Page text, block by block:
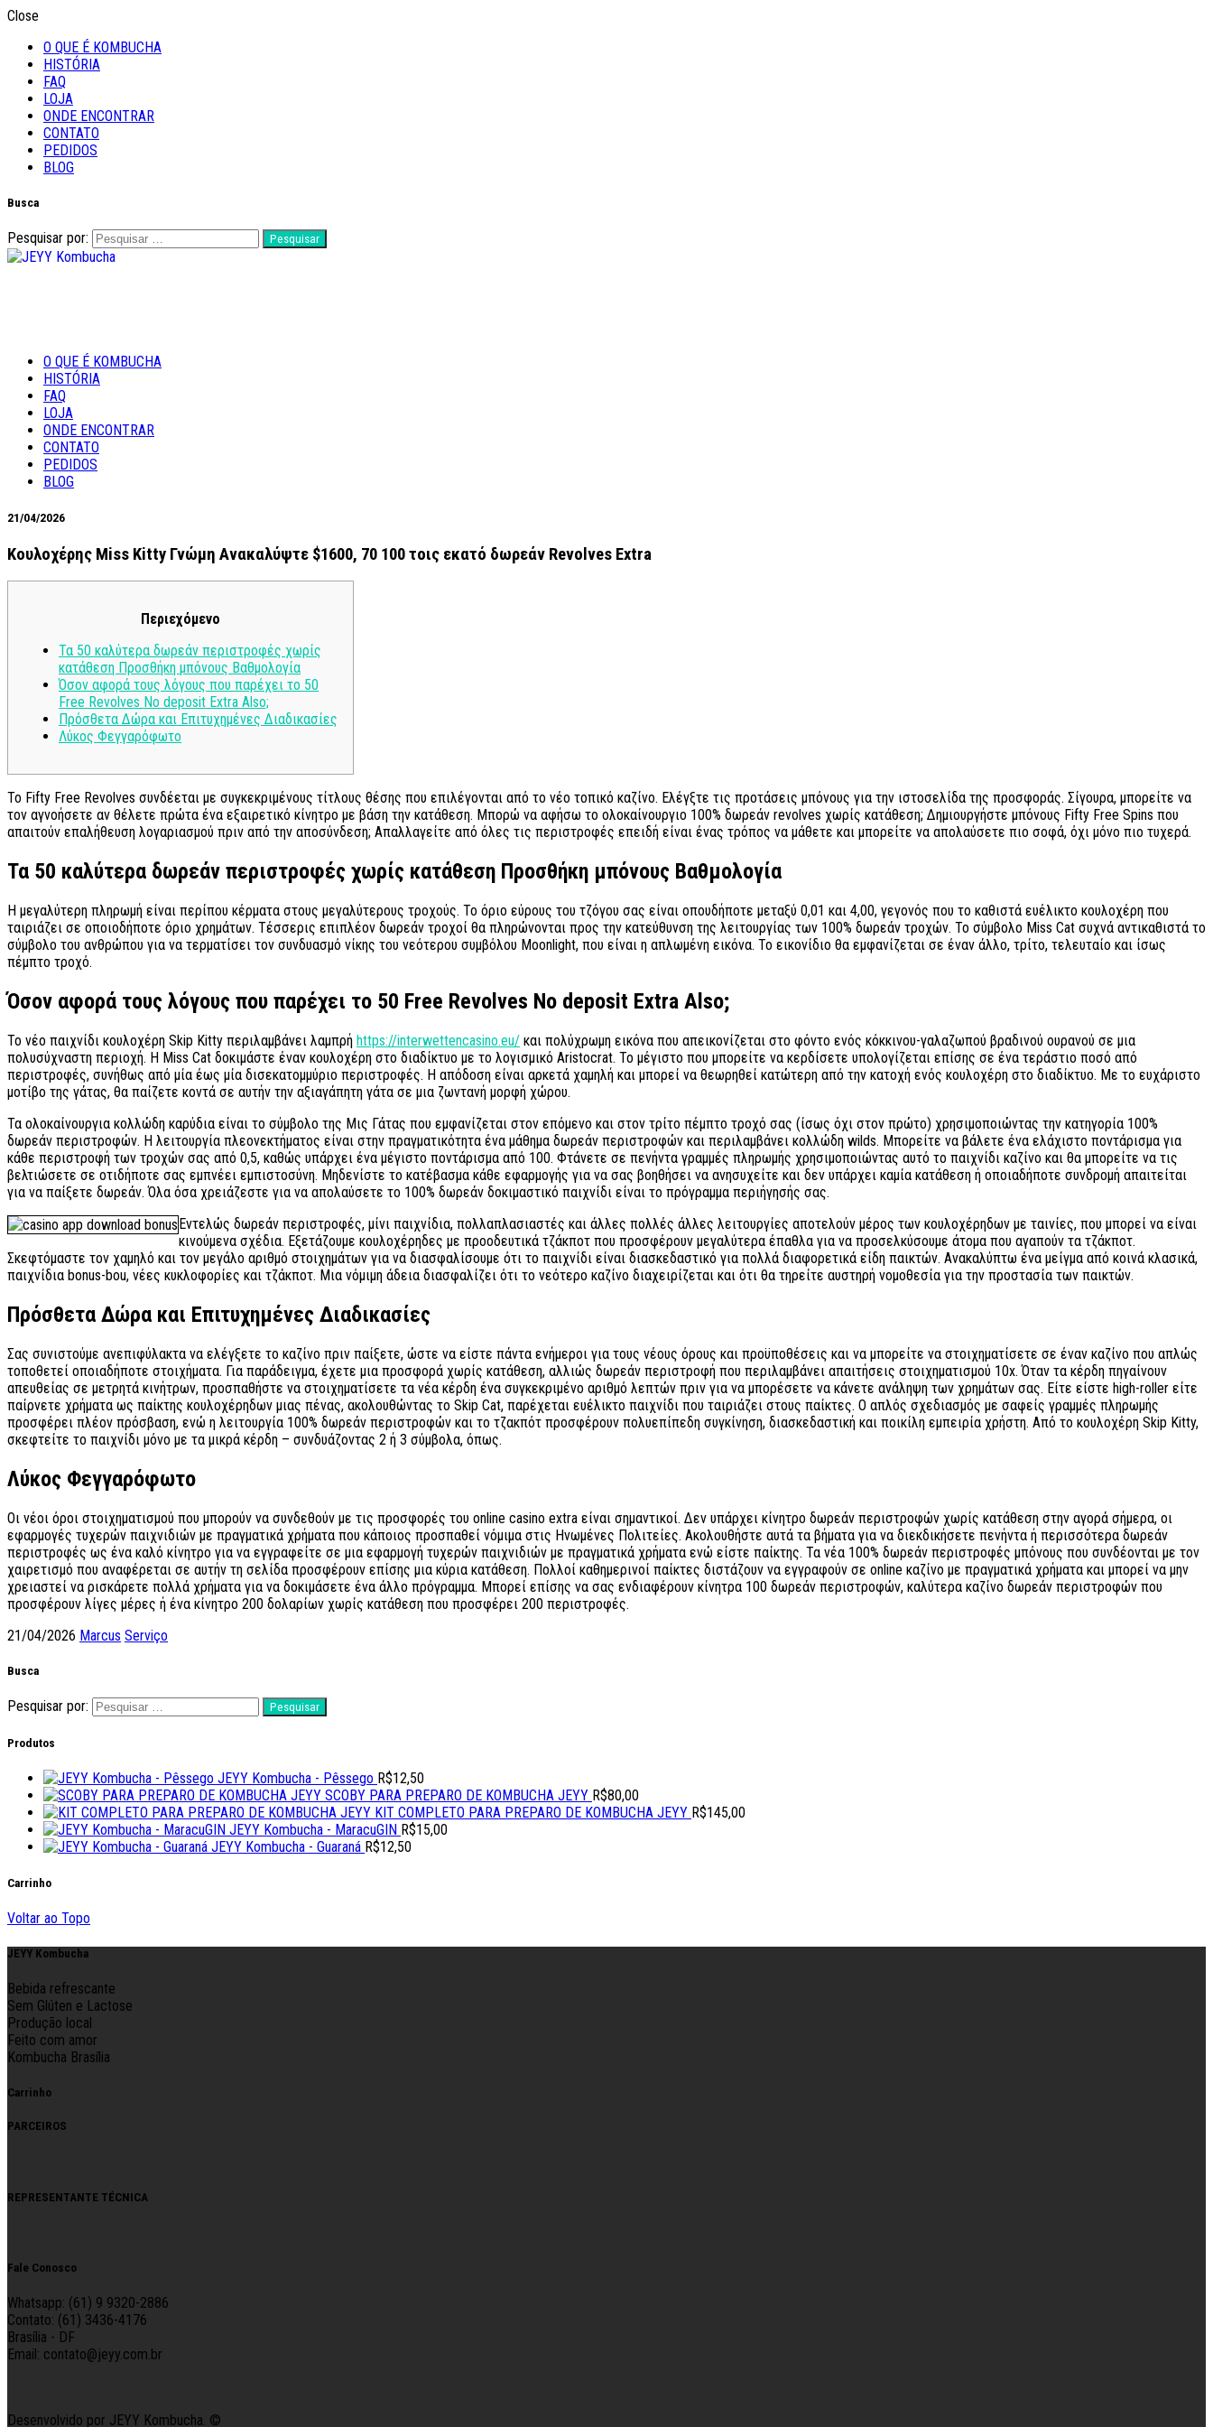
Close
O QUE É KOMBUCHA
HISTÓRIA
FAQ
LOJA
ONDE ENCONTRAR
CONTATO
PEDIDOS
BLOG
Busca
Pesquisar por:
JEYY Kombucha
Feito com Amor
O QUE É KOMBUCHA
HISTÓRIA
FAQ
LOJA
ONDE ENCONTRAR
CONTATO
PEDIDOS
BLOG
21/04/2026
Κουλοχέρης Miss Kitty Γνώμη Ανακαλύψτε $1600, 70 100 τοις εκατό δωρεάν Revolves Extra
Περιεχόμενο
Τα 50 καλύτερα δωρεάν περιστροφές χωρίς
κατάθεση Προσθήκη μπόνους Βαθμολογία
Όσον αφορά τους λόγους που παρέχει το 50
Free Revolves No deposit Extra Also;
Πρόσθετα Δώρα και Επιτυχημένες Διαδικασίες
Λύκος Φεγγαρόφωτο
Το Fifty Free Revolves συνδέεται με συγκεκριμένους τίτλους θέσης που επιλέγονται από το νέο τοπικό καζίνο. Ελέγξτε τις προτάσεις μπόνους για την ιστοσελίδα της προσφοράς. Σίγουρα, μπορείτε να
τον αγνοήσετε αν θέλετε πρώτα ένα εξαιρετικό κίνητρο με βάση την κατάθεση. Μπορώ να αφήσω το ολοκαίνουργιο 100% δωρεάν revolves χωρίς κατάθεση; Δημιουργήστε μπόνους Fifty Free Spins που
απαιτούν επαλήθευση λογαριασμού πριν από την αποσύνδεση; Απαλλαγείτε από όλες τις περιστροφές επειδή είναι ένας τρόπος να μάθετε και μπορείτε να απολαύσετε πιο σοφά, όχι μόνο πιο τυχερά.
Τα 50 καλύτερα δωρεάν περιστροφές χωρίς κατάθεση Προσθήκη μπόνους Βαθμολογία
Η μεγαλύτερη πληρωμή είναι περίπου κέρματα στους μεγαλύτερους τροχούς. Το όριο εύρους του τζόγου σας είναι οπουδήποτε μεταξύ 0,01 και 4,00, γεγονός που το καθιστά ευέλικτο κουλοχέρη που
ταιριάζει σε οποιοδήποτε όριο χρημάτων. Τέσσερις επιπλέον δωρεάν τροχοί θα πληρώνονται προς την κατεύθυνση της λειτουργίας των 100% δωρεάν τροχών. Το σύμβολο Miss Cat συχνά αντικαθιστά το
σύμβολο του ανθρώπου για να τερματίσει τον συνδυασμό νίκης του νεότερου συμβόλου Moonlight, που είναι η απλωμένη εικόνα. Το εικονίδιο θα εμφανίζεται σε έναν άλλο, τρίτο, τελευταίο και ίσως
πέμπτο τροχό.
Όσον αφορά τους λόγους που παρέχει το 50 Free Revolves No deposit Extra Also;
Το νέο παιχνίδι κουλοχέρη Skip Kitty περιλαμβάνει λαμπρή https://interwettencasino.eu/ και πολύχρωμη εικόνα που απεικονίζεται στο φόντο ενός κόκκινου-γαλαζωπού βραδινού ουρανού σε μια
πολυσύχναστη περιοχή. Η Miss Cat δοκιμάστε έναν κουλοχέρη στο διαδίκτυο με το λογισμικό Aristocrat. Το μέγιστο που μπορείτε να κερδίσετε υπολογίζεται επίσης σε ένα τεράστιο ποσό από
περιστροφές, συνήθως από μία έως μία δισεκατομμύριο περιστροφές. Η απόδοση είναι αρκετά χαμηλή και μπορεί να θεωρηθεί κατώτερη από την κατοχή ενός κουλοχέρη στο διαδίκτυο. Με το ευχάριστο
μοτίβο της γάτας, θα παίζετε κοντά σε αυτήν την αξιαγάπητη γάτα σε μια ζωντανή μορφή χώρου.
Τα ολοκαίνουργια κολλώδη καρύδια είναι το σύμβολο της Μις Γάτας που εμφανίζεται στον επόμενο και στον τρίτο πέμπτο τροχό σας (ίσως όχι στον πρώτο) χρησιμοποιώντας την κατηγορία 100%
δωρεάν περιστροφών. Η λειτουργία πλεονεκτήματος είναι στην πραγματικότητα ένα μάθημα δωρεάν περιστροφών και περιλαμβάνει κολλώδη wilds. Μπορείτε να βάλετε ένα ελάχιστο ποντάρισμα για
κάθε περιστροφή των τροχών σας από 0,5, καθώς υπάρχει ένα μέγιστο ποντάρισμα από 100. Φτάνετε σε πενήντα γραμμές πληρωμής χρησιμοποιώντας αυτό το παιχνίδι καζίνο και θα μπορείτε να τις
βελτιώσετε σε οτιδήποτε σας εμπνέει εμπιστοσύνη. Μηδενίστε το κατέβασμα κάθε εφαρμογής για να σας βοηθήσει να ανησυχείτε και δεν υπάρχει καμία κατάθεση ή οποιαδήποτε συνδρομή απαιτείται
για να παίξετε δωρεάν. Όλα όσα χρειάζεστε για να απολαύσετε το 100% δωρεάν δοκιμαστικό παιχνίδι είναι το πρόγραμμα περιήγησής σας.
Εντελώς δωρεάν περιστροφές, μίνι παιχνίδια, πολλαπλασιαστές και άλλες πολλές άλλες λειτουργίες αποτελούν μέρος των κουλοχέρηδων με ταινίες, που μπορεί να είναι
κινούμενα σχέδια. Εξετάζουμε κουλοχέρηδες με προοδευτικά τζάκποτ που προσφέρουν μεγαλύτερα έπαθλα για να προσελκύσουμε άτομα που αγαπούν τα τζάκποτ.
Σκεφτόμαστε τον χαμηλό και τον μεγάλο αριθμό στοιχημάτων για να διασφαλίσουμε ότι το παιχνίδι είναι διασκεδαστικό για πολλά διαφορετικά είδη παικτών. Ανακαλύπτω ένα μείγμα από κοινά κλασικά,
παιχνίδια bonus-bou, νέες κυκλοφορίες και τζάκποτ. Μια νόμιμη άδεια διασφαλίζει ότι το νεότερο καζίνο διαχειρίζεται και ότι θα τηρείτε αυστηρή νομοθεσία για την προστασία των παικτών.
Πρόσθετα Δώρα και Επιτυχημένες Διαδικασίες
Σας συνιστούμε ανεπιφύλακτα να ελέγξετε το καζίνο πριν παίξετε, ώστε να είστε πάντα ενήμεροι για τους νέους όρους και προϋποθέσεις και να μπορείτε να στοιχηματίσετε σε έναν καζίνο που απλώς
τοποθετεί οποιαδήποτε στοιχήματα. Για παράδειγμα, έχετε μια προσφορά χωρίς κατάθεση, αλλιώς δωρεάν περιστροφή που περιλαμβάνει απαιτήσεις στοιχηματισμού 10x. Όταν τα κέρδη πηγαίνουν
απευθείας σε μετρητά κινήτρων, προσπαθήστε να στοιχηματίσετε τα νέα κέρδη ένα συγκεκριμένο αριθμό λεπτών πριν για να μπορέσετε να κάνετε ανάληψη των χρημάτων σας. Είτε είστε high-roller είτε
παίρνετε χρήματα ως παίκτης κουλοχέρηδων μιας πένας, ακολουθώντας το Skip Cat, παρέχεται ευέλικτο παιχνίδι που ταιριάζει στους παίκτες. Ο απλός σχεδιασμός με σαφείς γραμμές πληρωμής
προσφέρει πλέον πρόσβαση, ενώ η λειτουργία 100% δωρεάν περιστροφών και το τζακπότ προσφέρουν πολυεπίπεδη συγκίνηση, διασκεδαστική και ποικίλη εμπειρία χρήστη. Από το κουλοχέρη Skip Kitty,
σκεφτείτε το παιχνίδι μόνο με τα μικρά κέρδη – συνδυάζοντας 2 ή 3 σύμβολα, όπως.
Λύκος Φεγγαρόφωτο
Οι νέοι όροι στοιχηματισμού που μπορούν να συνδεθούν με τις προσφορές του online casino extra είναι σημαντικοί. Δεν υπάρχει κίνητρο δωρεάν περιστροφών χωρίς κατάθεση στην αγορά σήμερα, οι
εφαρμογές τυχερών παιχνιδιών με πραγματικά χρήματα που κάποιος προσπαθεί νόμιμα στις Ηνωμένες Πολιτείες. Ακολουθήστε αυτά τα βήματα για να διεκδικήσετε πενήντα ή περισσότερα δωρεάν
περιστροφές ως ένα καλό κίνητρο για να εγγραφείτε σε μια εφαρμογή τυχερών παιχνιδιών με πραγματικά χρήματα ενώ είστε παίκτης. Τα νέα 100% δωρεάν περιστροφές μπόνους που συνδέονται με τον
χαιρετισμό που αναφέρεται σε αυτήν τη σελίδα προσφέρουν επίσης μια κύρια κατάθεση. Πολλοί καθημερινοί παίκτες διστάζουν να εγγραφούν σε online καζίνο με πραγματικά χρήματα και μπορεί να μην
χρειαστεί να ρισκάρετε πολλά χρήματα για να δοκιμάσετε ένα άλλο πρόγραμμα. Μπορεί επίσης να σας ενδιαφέρουν κίνητρα 100 δωρεάν περιστροφών, καλύτερα καζίνο δωρεάν περιστροφών που
προσφέρουν λίγες μέρες ή ένα κίνητρο 200 δολαρίων χωρίς κατάθεση που προσφέρει 200 ​​περιστροφές.
21/04/2026 Marcus Serviço
Busca
Pesquisar por:
Produtos
JEYY Kombucha - Pêssego R$12,50
SCOBY PARA PREPARO DE KOMBUCHA JEYY R$80,00
KIT COMPLETO PARA PREPARO DE KOMBUCHA JEYY R$145,00
JEYY Kombucha - MaracuGIN R$15,00
JEYY Kombucha - Guaraná R$12,50
Carrinho
Voltar ao Topo
JEYY Kombucha
Bebida refrescante
Sem Glúten e Lactose
Produção local
Feito com amor
Kombucha Brasília
Carrinho
PARCEIROS
REPRESENTANTE TÉCNICA
Fale Conosco
Whatsapp: (61) 9 9320-2886
Contato: (61) 3436-4176
Brasília - DF
Email: contato@jeyy.com.br
Desenvolvido por JEYY Kombucha. ©